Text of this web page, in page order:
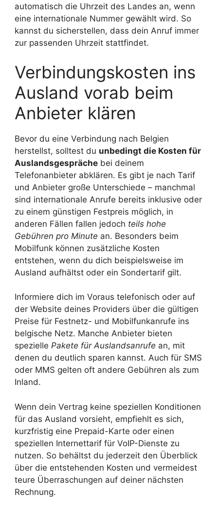
automatisch die Uhrzeit des Landes an, wenn
eine internationale Nummer gewählt wird. So
kannst du sicherstellen, dass dein Anruf immer
zur passenden Uhrzeit stattfindet.
Verbindungskosten ins
Ausland vorab beim
Anbieter klären
Bevor du eine Verbindung nach Belgien
herstellst, solltest du unbedingt die Kosten für
Auslandsgespräche bei deinem
Telefonanbieter abklären. Es gibt je nach Tarif
und Anbieter große Unterschiede – manchmal
sind internationale Anrufe bereits inklusive oder
zu einem günstigen Festpreis möglich, in
anderen Fällen fallen jedoch teils hohe
Gebühren pro Minute an. Besonders beim
Mobilfunk können zusätzliche Kosten
entstehen, wenn du dich beispielsweise im
Ausland aufhältst oder ein Sondertarif gilt.
Informiere dich im Voraus telefonisch oder auf
der Website deines Providers über die gültigen
Preise für Festnetz- und Mobilfunkanrufe ins
belgische Netz. Manche Anbieter bieten
spezielle Pakete für Auslandsanrufe an, mit
denen du deutlich sparen kannst. Auch für SMS
oder MMS gelten oft andere Gebühren als zum
Inland.
Wenn dein Vertrag keine speziellen Konditionen
für das Ausland vorsieht, empfiehlt es sich,
kurzfristig eine Prepaid-Karte oder einen
speziellen Internettarif für VoIP-Dienste zu
nutzen. So behältst du jederzeit den Überblick
über die entstehenden Kosten und vermeidest
teure Überraschungen auf deiner nächsten
Rechnung.